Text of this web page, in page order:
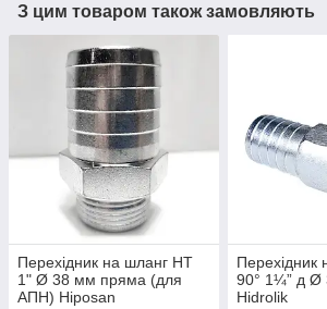
З цим товаром також замовляють
Перехідник на шланг НТ
1" Ø 38 мм пряма (для
АПН) Hiposan
90° 1¼” д Ø
Hidrolik